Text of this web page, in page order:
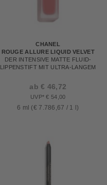
CHANEL
ROUGE ALLURE LIQUID VELVET
DER INTENSIVE MATTE FLUID-
LIPPENSTIFT MIT ULTRA-LANGEM
UVP* € 54,00
ab € 46,72
6 ml (€ 7.786,67 / 1 l)